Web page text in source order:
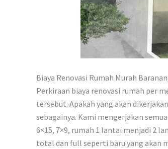
Biaya Renovasi Rumah Murah
Perkiraan biaya renovasi rumah per
tersebut. Apakah yang akan
sebagainya. Kami mengerjakan
6×15, 7×9, rumah 1 lantai menjadi 2
total dan full seperti baru yang akan